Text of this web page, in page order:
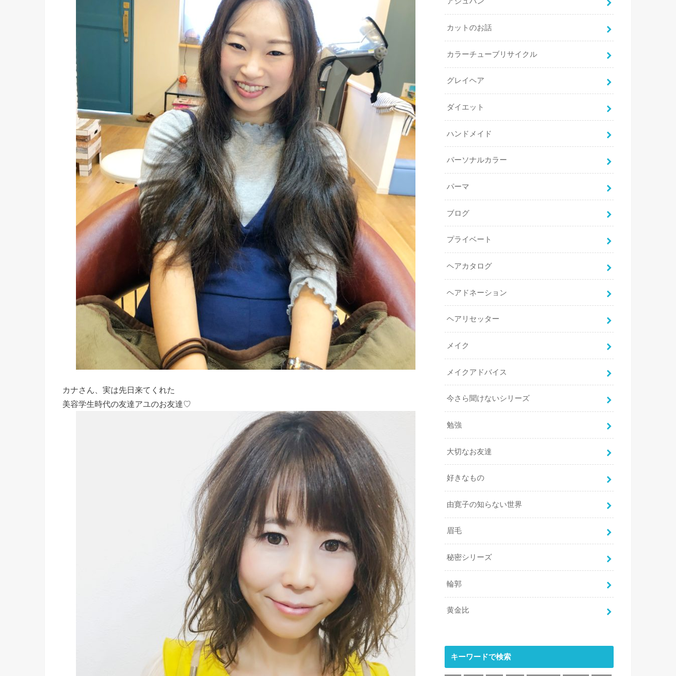
カナさん、実は先日来てくれた
美容学生時代の友達アユのお友達♡
カットのお話
カラーチューブリサイクル
グレイヘア
ダイエット
ハンドメイド
パーソナルカラー
パーマ
ブログ
プライベート
ヘアカタログ
ヘアドネーション
ヘアリセッター
メイク
メイクアドバイス
今さら聞けないシリーズ
勉強
大切なお友達
好きなもの
由寛子の知らない世界
眉毛
秘密シリーズ
輪郭
黄金比
キーワードで検索